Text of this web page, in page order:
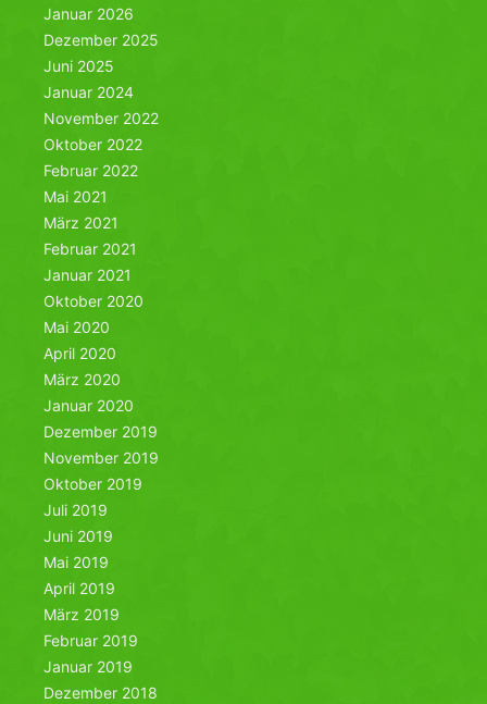
Januar 2026
Dezember 2025
Juni 2025
Januar 2024
November 2022
Oktober 2022
Februar 2022
Mai 2021
März 2021
Februar 2021
Januar 2021
Oktober 2020
Mai 2020
April 2020
März 2020
Januar 2020
Dezember 2019
November 2019
Oktober 2019
Juli 2019
Juni 2019
Mai 2019
April 2019
März 2019
Februar 2019
Januar 2019
Dezember 2018